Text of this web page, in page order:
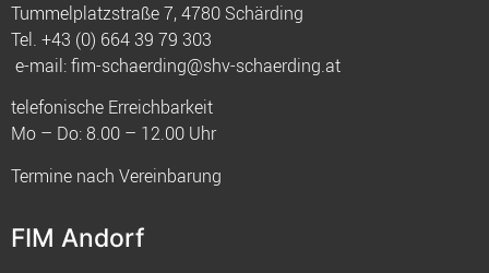
Tummelplatzstraße 7, 4780 Schärding
Tel. +43 (0) 664 39 79 303
e-mail:fim-schaerding@shv-schaerding.at
telefonische Erreichbarkeit
Mo – Do: 8.00 – 12.00 Uhr
Termine nach Vereinbarung
FIM Andorf